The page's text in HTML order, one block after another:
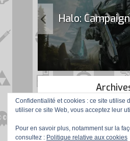
Halo:
Confidentialité et cookies : ce site utilise
utiliser ce site Web, vous acceptez leur
Pour en savoir plus, notamment sur la
consultez : Politique relative aux cookies